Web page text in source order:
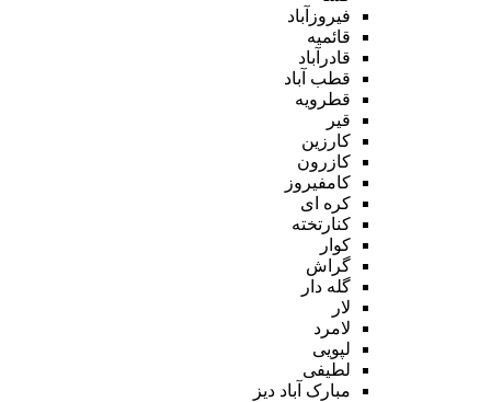
فیروزآباد
قائمیه
قادرآباد
قطب آباد
قطرویه
قیر
کارزین
کازرون
کامفیروز
کره ای
کنارتخته
کوار
گراش
گله دار
لار
لامرد
لپویی
لطیفی
مبارک آباد دیز